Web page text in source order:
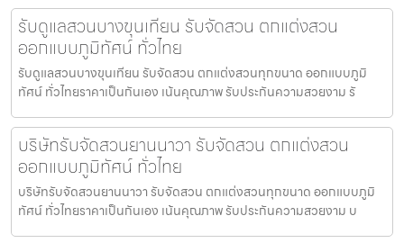
รับดูแลสวนบางขุนเทียน รับจัดสวน ตกแต่งสวน
ออกแบบภูมิทัศน์ ทั่วไทย
รับดูแลสวนบางขุนเทียน รับจัดสวน ตกแต่งสวนทุกขนาด ออกแบบภูมิ
ทัศน์ ทั่วไทยราคาเป็นกันเอง เน้นคุณภาพ รับประกันความสวยงาม รั
บริษัทรับจัดสวนยานนาวา รับจัดสวน ตกแต่งสวน
ออกแบบภูมิทัศน์ ทั่วไทย
บริษัทรับจัดสวนยานนาวา รับจัดสวน ตกแต่งสวนทุกขนาด ออกแบบภูมิ
ทัศน์ ทั่วไทยราคาเป็นกันเอง เน้นคุณภาพ รับประกันความสวยงาม บ